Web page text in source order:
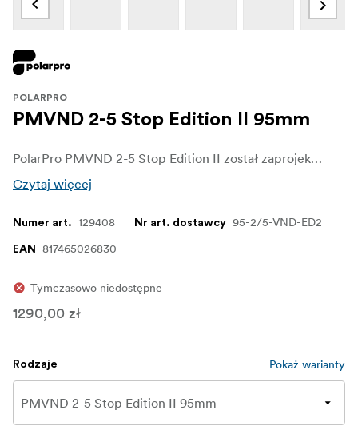
POLARPRO
PMVND 2-5 Stop Edition II 95mm
PolarPro PMVND 2-5 Stop Edition II został zaprojektowany, aby zapewnić fotografom i filmowcom niezrównaną kontrolę nad ich ujęciami. Niezależnie od tego, czy pracujesz w jasnych warunkach zewnętrznych, czy eksperymentujesz z płytką głębią ostrości, filtr ten zapewnia elastyczność potrzebną do osiągnięcia profesjonalnych rezultatów. Dzięki prostemu przekręceniu można bez wysiłku dostosować ekspozycję, co pozwala skupić się na kreatywnej wizji bez martwienia się o techniczne wyzwania związane ze zmianą światła.
Czytaj więcej
Numer art. 129408 Nr art. dostawcy 95-2/5-VND-ED2
EAN 817465026830
Tymczasowo niedostępne
1290,00 zł
Rodzaje Pokaż warianty